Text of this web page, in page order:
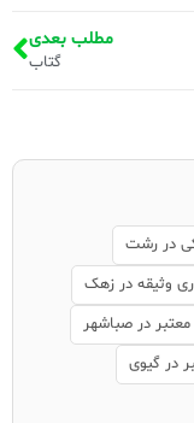
مطلب بعدی
گتاب
در رشت
وثیقه در زهک
در صباشهر
در گیوی